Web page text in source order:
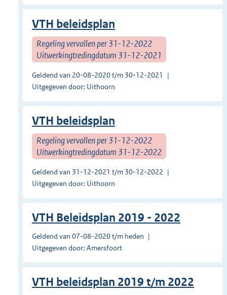
VTH beleidsplan
Regeling vervallen per 31-12-2022
Uitwerkingtredingdatum 31-12-2021
Geldend van 20-08-2020 t/m 30-12-2021
Uitgegeven door: Uithoorn
VTH beleidsplan
Regeling vervallen per 31-12-2022
Uitwerkingtredingdatum 31-12-2022
Geldend van 31-12-2021 t/m 30-12-2022
Uitgegeven door: Uithoorn
VTH Beleidsplan 2019 - 2022
Geldend van 07-08-2020 t/m heden
Uitgegeven door: Amersfoort
VTH beleidsplan 2019 t/m 2022